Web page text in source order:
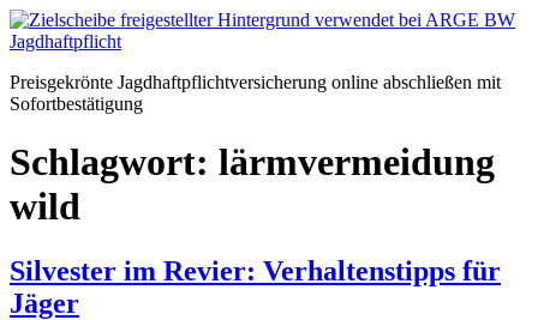
Zum
Inhalt
Preisgekrönte Jagdhaftpflichtversicherung online abschließen mit
Sofortbestätigung
Schlagwort: lärmvermeidung
wild
Silvester im Revier: Verhaltenstipps für
Jäger